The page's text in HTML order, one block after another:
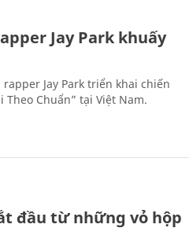
Jay Park khuấy
Jay Park triển khai chiến
Chuẩn” tại Việt Nam.
đầu từ những vỏ hộp